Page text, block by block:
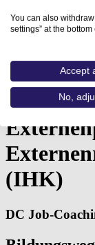
und
Technik
(IHK)
DC Job-
You can also
settings” at the
Accept
No,